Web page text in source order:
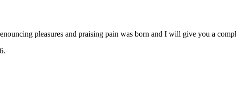
pleasures and praising pain was born and I will give you a